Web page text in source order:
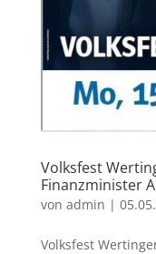
Volksfest
Finanzminister
von admin |
Volksfest